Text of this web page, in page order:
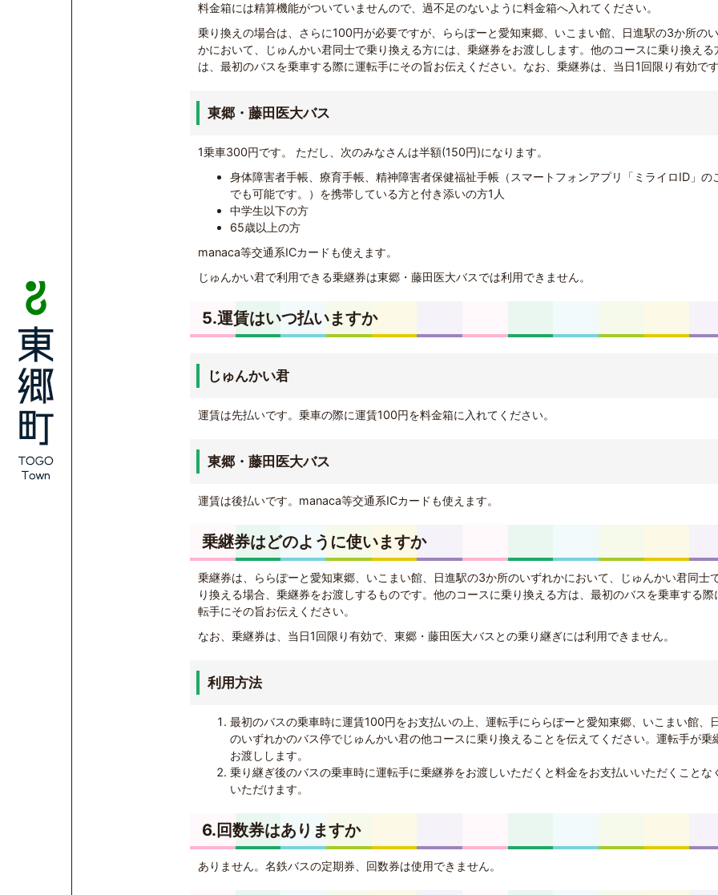
料金箱には精算機能がついていませんので、過不足のないように料金箱へ入れてください。
乗り換えの場合は、さらに100円が必要ですが、ららぽーと愛知東郷、いこまい館、日進駅の3か所の
かにおいて、じゅんかい君同士で乗り換える方には、乗継券をお渡しします。他のコースに乗り換える
は、最初のバスを乗車する際に運転手にその旨お伝えください。なお、乗継券は、当日1回限り有効です
東郷・藤田医大バス
1乗車300円です。 ただし、次のみなさんは半額(150円)になります。
身体障害者手帳、療育手帳、精神障害者保健福祉手帳（スマートフォンアプリ「ミライロID」の
でも可能です。）を携帯している方と付き添いの方1人
中学生以下の方
65歳以上の方
manaca等交通系ICカードも使えます。
じゅんかい君で利用できる乗継券は東郷・藤田医大バスでは利用できません。
5.運賃はいつ払いますか
じゅんかい君
運賃は先払いです。乗車の際に運賃100円を料金箱に入れてください。
東郷・藤田医大バス
運賃は後払いです。manaca等交通系ICカードも使えます。
乗継券はどのように使いますか
乗継券は、ららぽーと愛知東郷、いこまい館、日進駅の3か所のいずれかにおいて、じゅんかい君同士
り換える場合、乗継券をお渡しするものです。他のコースに乗り換える方は、最初のバスを乗車する際
転手にその旨お伝えください。
なお、乗継券は、当日1回限り有効で、東郷・藤田医大バスとの乗り継ぎには利用できません。
利用方法
最初のバスの乗車時に運賃100円をお支払いの上、運転手にららぽーと愛知東郷、いこまい館、
のいずれかのバス停でじゅんかい君の他コースに乗り換えることを伝えてください。運転手が乗
お渡しします。
乗り継ぎ後のバスの乗車時に運転手に乗継券をお渡しいただくと料金をお支払いいただくことな
いただけます。
6.回数券はありますか
ありません。名鉄バスの定期券、回数券は使用できません。